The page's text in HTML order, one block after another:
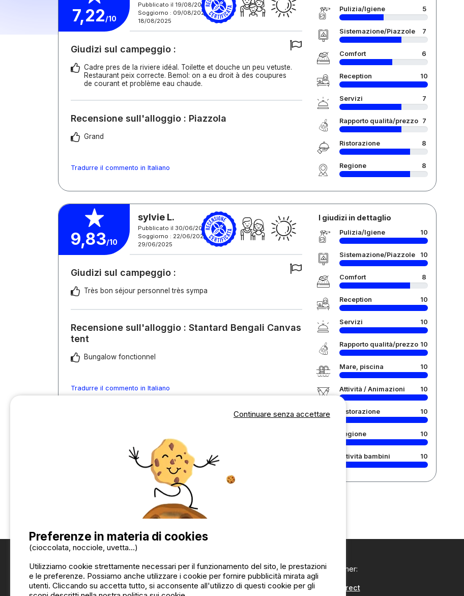
7,22/10
Pubblicato il 19/08/2025
Soggiorno : 09/08/2025 -
18/08/2025
Giudizi sul campeggio :
Cadre pres de la riviere idéal. Toilette et douche un peu vetuste.
Restaurant peix correcte. Bemol: on a eu droit à des coupures
de courant et problème eau chaude.
Recensione sull'alloggio : Piazzola
Grand
Tradurre il commento in Italiano
Pulizia/Igiene 5
Sistemazione/Piazzole 7
Comfort 6
Reception 10
Servizi 7
Rapporto qualità/prezzo 7
Ristorazione 8
Regione 8
9,83/10
sylvie L.
Pubblicato il 30/06/2025
Soggiorno : 22/06/2025 -
29/06/2025
Giudizi sul campeggio :
Très bon séjour personnel très sympa
Recensione sull'alloggio : Stantard Bengali Canvas
tent
Bungalow fonctionnel
Tradurre il commento in Italiano
I giudizi in dettaglio
Pulizia/Igiene 10
Sistemazione/Piazzole 10
Comfort 8
Reception 10
Servizi 10
Rapporto qualità/prezzo 10
Mare, piscina 10
Attività / Animazioni 10
Ristorazione 10
Regione 10
Attività bambini 10
I nostri partner:
CampingDirect
Continuare senza accettare
Preferenze in materia di cookies
(cioccolata, nocciole, uvetta...)
Utilizziamo cookie strettamente necessari per il funzionamento del sito, le prestazioni
e le preferenze. Possiamo anche utilizzare i cookie per fornire pubblicità mirata agli
utenti. Cliccando su accetta tutto, si acconsente all'utilizzo di questi cookie per gli